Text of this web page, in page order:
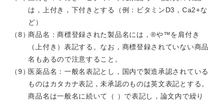
は，上付き，下付きとする（例：ビタミンD3，Ca2+な
ど）
商品名：商標登録された製品名には，®や™を肩付き
（上付き）表記する。なお，商標登録されていない商品
名もあるので注意すること。
医薬品名：一般名表記とし，国内で製造承認されている
ものはカタカナ表記，未承認のものは英文表記とする。
商品名は一般名に続いて（ ）で表記し，論文内で繰り